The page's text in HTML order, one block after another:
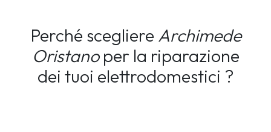
Perché scegliere Archimede
Oristanoper la riparazione
dei tuoi elettrodomestici ?